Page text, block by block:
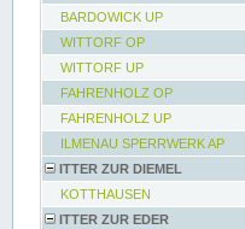
BARDOWICK UP
WITTORF OP
WITTORF UP
FAHRENHOLZ OP
FAHRENHOLZ UP
ILMENAU SPERRWERK AP
ITTER ZUR DIEMEL
KOTTHAUSEN
ITTER ZUR EDER